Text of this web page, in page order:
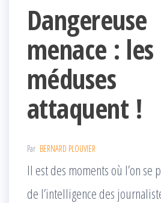
Dangereuse
menace : les
méduses
attaquent !
Par BERNARD PLOUVIER
Il est des moments où l’on se
de l’intelligence des